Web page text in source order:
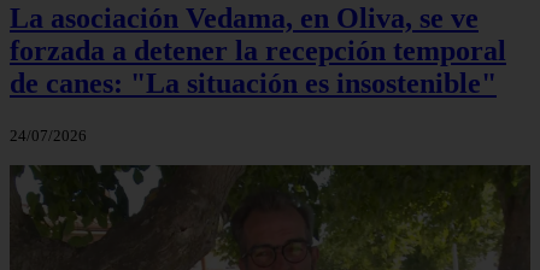
La asociación Vedama, en Oliva, se ve
forzada a detener la recepción temporal
de canes: "La situación es insostenible"
24/07/2026